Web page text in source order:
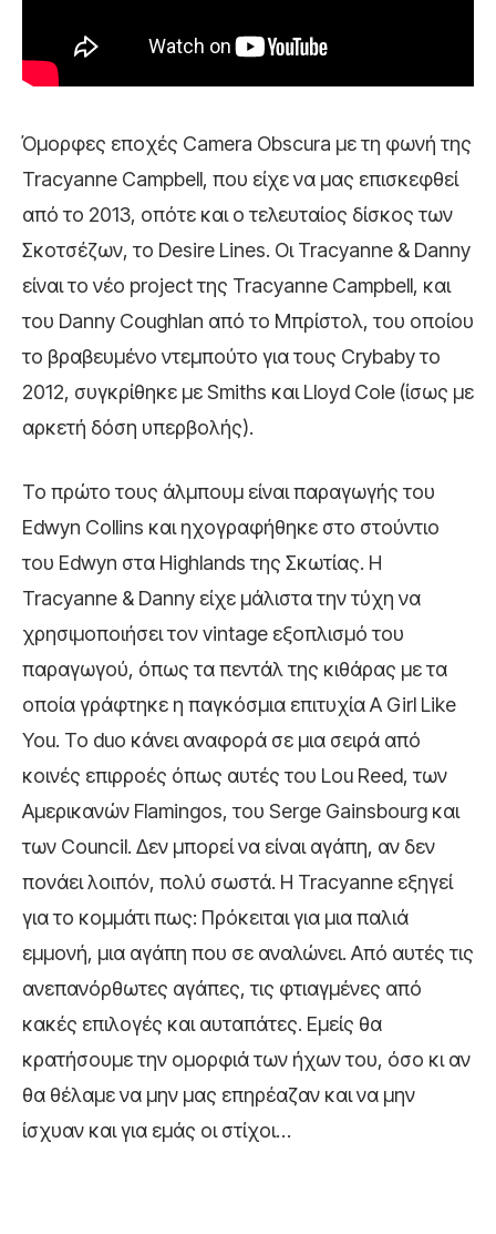
Όμορφες εποχές Camera Obscura με τη φωνή της
Tracyanne Campbell, που είχε να μας επισκεφθεί
από το 2013, οπότε και ο τελευταίος δίσκος των
Σκοτσέζων, το Desire Lines. Οι Tracyanne & Danny
είναι το νέο project της Tracyanne Campbell, και
του Danny Coughlan από το Μπρίστολ, του οποίου
το βραβευμένο ντεμπούτο για τους Crybaby το
2012, συγκρίθηκε με Smiths και Lloyd Cole (ίσως με
αρκετή δόση υπερβολής).
Το πρώτο τους άλμπουμ είναι παραγωγής του
Edwyn Collins και ηχογραφήθηκε στο στούντιο
του Edwyn στα Highlands της Σκωτίας. Η
Tracyanne & Danny είχε μάλιστα την τύχη να
χρησιμοποιήσει τον vintage εξοπλισμό του
παραγωγού, όπως τα πεντάλ της κιθάρας με τα
οποία γράφτηκε η παγκόσμια επιτυχία A Girl Like
You. Το duo κάνει αναφορά σε μια σειρά από
κοινές επιρροές όπως αυτές του Lou Reed, των
Αμερικανών Flamingos, του Serge Gainsbourg και
των Council. Δεν μπορεί να είναι αγάπη, αν δεν
πονάει λοιπόν, πολύ σωστά. Η Tracyanne εξηγεί
για το κομμάτι πως: Πρόκειται για μια παλιά
εμμονή, μια αγάπη που σε αναλώνει. Από αυτές τις
ανεπανόρθωτες αγάπες, τις φτιαγμένες από
κακές επιλογές και αυταπάτες. Εμείς θα
κρατήσουμε την ομορφιά των ήχων του, όσο κι αν
θα θέλαμε να μην μας επηρέαζαν και να μην
ίσχυαν και για εμάς οι στίχοι…